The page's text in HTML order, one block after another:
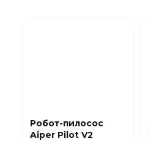
Робот-пилосос
Aiper Pilot V2